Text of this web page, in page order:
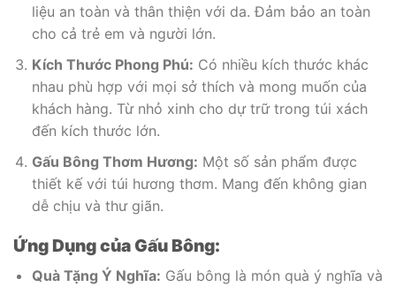
liệu an toàn và thân thiện với da. Đảm bảo an toàn
cho cả trẻ em và người lớn.
Kích Thước Phong Phú: Có nhiều kích thước khác
nhau phù hợp với mọi sở thích và mong muốn của
khách hàng. Từ nhỏ xinh cho dự trữ trong túi xách
đến kích thước lớn.
Gấu Bông Thơm Hương: Một số sản phẩm được
thiết kế với túi hương thơm. Mang đến không gian
dễ chịu và thư giãn.
Ứng Dụng của Gấu Bông:
Quà Tặng Ý Nghĩa: Gấu bông là món quà ý nghĩa và